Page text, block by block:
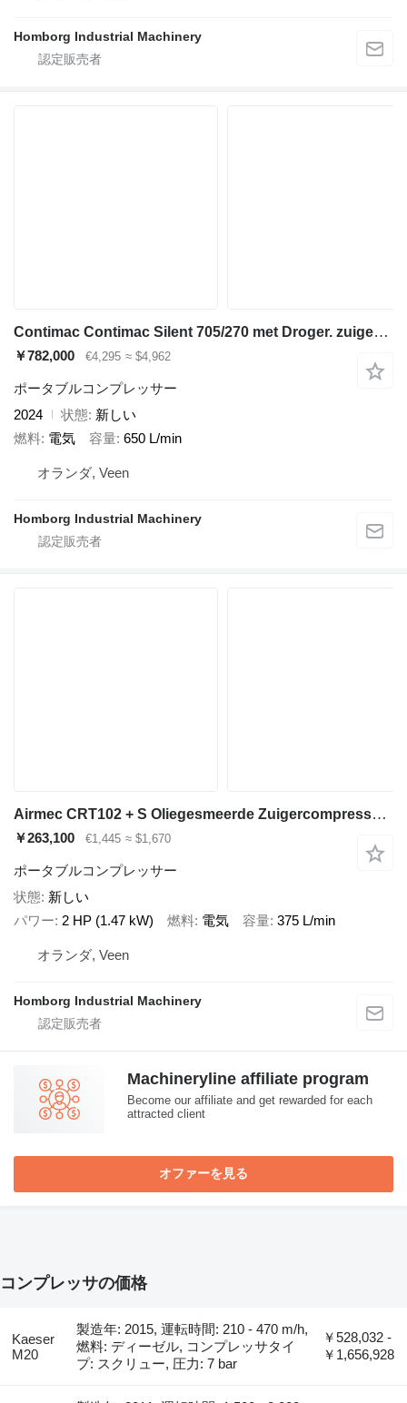
Homborg Industrial Machinery
Contimac Contimac Silent 705/270 met Droger. zuigercompressor, 5,5 PK, 65
￥782,000 €4,295 ≈ $4,962
ポータブルコンプレッサー
2024
状態 新しい
燃料 電気 容量 650 L/min
オランダ, Veen
Homborg Industrial Machinery
Airmec CRT102 + S Oliegesmeerde Zuigercompressor 2.5 PK 375 L /
￥263,100 €1,445 ≈ $1,670
ポータブルコンプレッサー
状態 新しい
パワー 2 HP (1.47 kW) 燃料 電気 容量 375 L/min
オランダ, Veen
Homborg Industrial Machinery
Machineryline affiliate program
Become our affiliate and get rewarded for each
attracted client
オファーを見る
コンプレッサの価格
Kaeser
M20
製造年: 2015, 運転時間: 210 - 470 m/h,
燃料: ディーゼル, コンプレッサタイ
プ: スクリュー, 圧力: 7 bar
￥528,032 -
￥1,656,928